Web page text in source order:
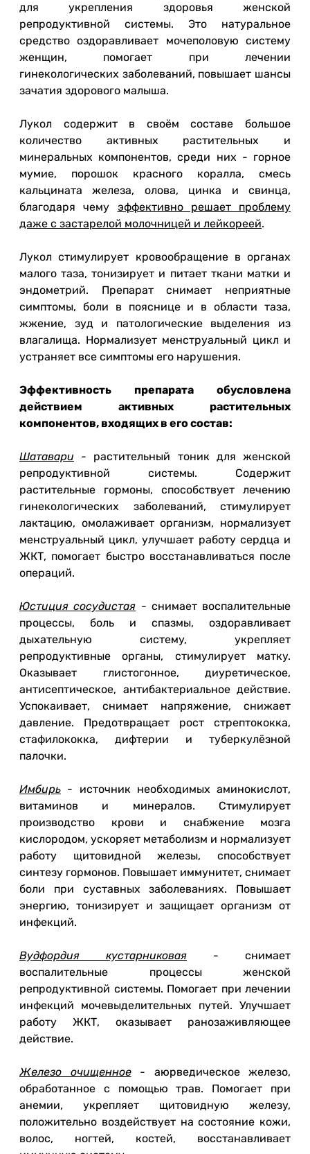
для укрепления здоровья женской
репродуктивной системы. Это натуральное
средство оздоравливает мочеполовую систему
женщин, помогает при лечении
гинекологических заболеваний, повышает шансы
зачатия здорового малыша.
Лукол содержит в своём составе большое
количество активных растительных и
минеральных компонентов, среди них - горное
мумие, порошок красного коралла, смесь
кальцината железа, олова, цинка и свинца,
благодаря чему эффективно решает проблему
даже с застарелой молочницей и лейкореей.
Лукол стимулирует кровообращение в органах
малого таза, тонизирует и питает ткани матки и
эндометрий. Препарат снимает неприятные
симптомы, боли в пояснице и в области таза,
жжение, зуд и патологические выделения из
влагалища. Нормализует менструальный цикл и
устраняет все симптомы его нарушения.
Эффективность препарата обусловлена
действием активных растительных
компонентов, входящих в его состав:
Шатавари - растительный тоник для женской
репродуктивной системы. Содержит
растительные гормоны, способствует лечению
гинекологических заболеваний, стимулирует
лактацию, омолаживает организм, нормализует
менструальный цикл, улучшает работу сердца и
ЖКТ, помогает быстро восстанавливаться после
операций.
Юстиция сосудистая - снимает воспалительные
процессы, боль и спазмы, оздоравливает
дыхательную систему, укрепляет
репродуктивные органы, стимулирует матку.
Оказывает глистогонное, диуретическое,
антисептическое, антибактериальное действие.
Успокаивает, снимает напряжение, снижает
давление. Предотвращает рост стрептококка,
стафилококка, дифтерии и туберкулёзной
палочки.
Имбирь - источник необходимых аминокислот,
витаминов и минералов. Стимулирует
производство крови и снабжение мозга
кислородом, ускоряет метаболизм и нормализует
работу щитовидной железы, способствует
синтезу гормонов. Повышает иммунитет, снимает
боли при суставных заболеваниях. Повышает
энергию, тонизирует и защищает организм от
инфекций.
Вудфордия кустарниковая - снимает
воспалительные процессы женской
репродуктивной системы. Помогает при лечении
инфекций мочевыделительных путей. Улучшает
работу ЖКТ, оказывает ранозаживляющее
действие.
Железо очищенное- аюрведическое железо,
обработанное с помощью трав. Помогает при
анемии, укрепляет щитовидную железу,
положительно воздействует на состояние кожи,
волос, ногтей, костей, восстанавливает